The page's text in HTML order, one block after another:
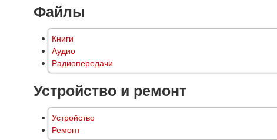
Файлы
Книги
Аудио
Радиопередачи
Устройство и ремонт
Устройство
Ремонт